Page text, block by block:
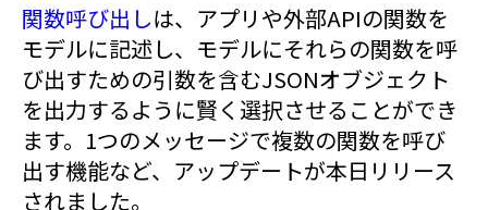
関数呼び出しは、アプリや外部APIの関数を
モデルに記述し、モデルにそれらの関数を呼
び出すための引数を含むJSONオブジェクト
を出力するように賢く選択させることができ
ます。1つのメッセージで複数の関数を呼び
出す機能など、アップデートが本日リリース
されました。